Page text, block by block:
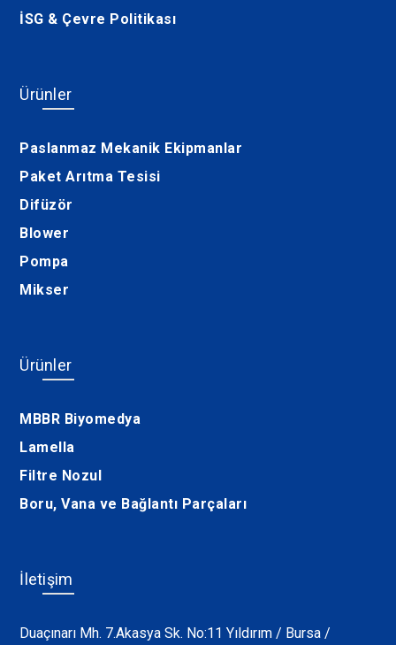
İSG & Çevre Politikası
Ürünler
Paslanmaz Mekanik Ekipmanlar
Paket Arıtma Tesisi
Difüzör
Blower
Pompa
Mikser
Ürünler
MBBR Biyomedya
Lamella
Filtre Nozul
Boru, Vana ve Bağlantı Parçaları
İletişim
Duaçınarı Mh. 7.Akasya Sk. No:11 Yıldırım / Bursa /